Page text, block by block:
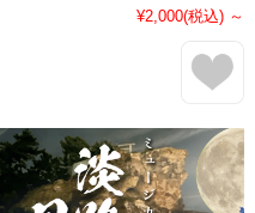
¥2,000(税込) ～